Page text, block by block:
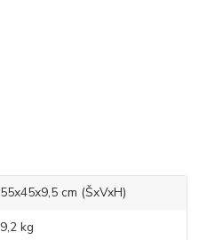
55x45x9,5 cm (ŠxVxH)
9,2 kg